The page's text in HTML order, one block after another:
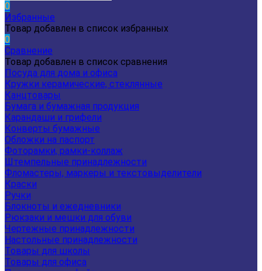
0
Избранные
Товар добавлен в список избранных
0
Сравнение
Товар добавлен в список сравнения
Посуда для дома и офиса
Кружки керамические, стеклянные
Канцтовары
Бумага и бумажная продукция
Карандаши и грифели
Конверты бумажные
Обложки на паспорт
Фоторамки, рамки-коллаж
Штемпельные принадлежности
Фломастеры, маркеры и текстовыделители
Краски
Ручки
Блокноты и ежедневники
Рюкзаки и мешки для обуви
Чертежные принадлежности
Настольные принадлежности
Товары для школы
Товары для офиса